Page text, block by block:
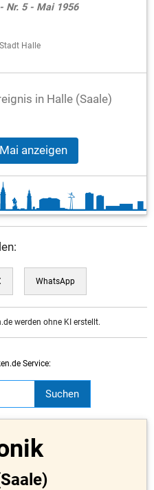
Nr. 5 - Mai 1956
Halle
in Halle (Saale)
anzeigen
WhatsApp
werden ohne KI erstellt.
Service: